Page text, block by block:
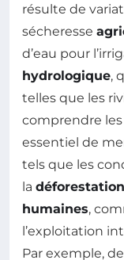
résulte de
sécheresse
d’eau pour
hydrologique,
telles que les
comprendre les
essentiel de
tels que les
la déforestation
humaines,
l’exploitation
Par exemple,